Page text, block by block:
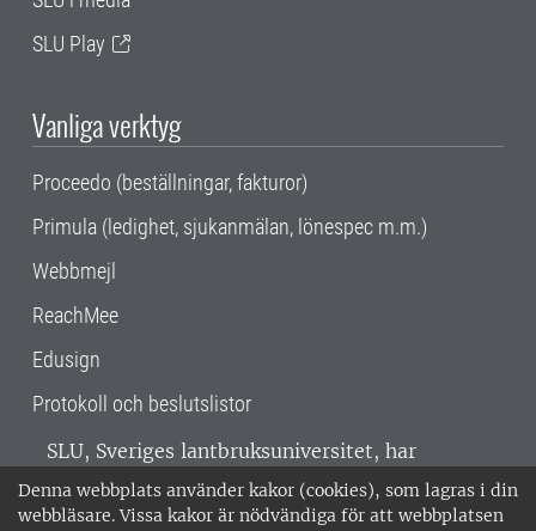
Denna webbplats använder kakor (cookies), som lagras i din
webbläsare. Vissa kakor är nödvändiga för att webbplatsen
SLU Play
Vanliga verktyg
Proceedo (beställningar, fakturor)
Primula (ledighet, sjukanmälan, lönespec m.m.)
Webbmejl
ReachMee
Edusign
Protokoll och beslutslistor
SLU, Sveriges lantbruksuniversitet, har
verksamhet över hela Sverige. Huvudorter är
Alnarp, Uppsala och Umeå.SLU är